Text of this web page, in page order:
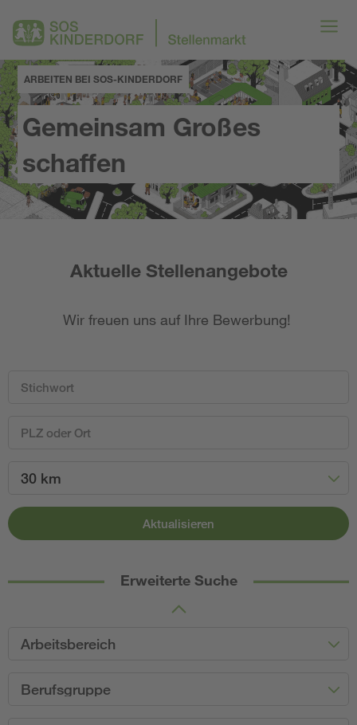
ARBEITEN BEI SOS-KINDERDORF
Gemeinsam Großes
schaffen
Aktuelle Stellenangebote
Wir freuen uns auf Ihre Bewerbung!
30 km
Aktualisieren
Erweiterte Suche
Arbeitsbereich
Berufsgruppe